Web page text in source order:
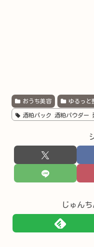
おうち美容 ゆるっと
酒粕パック 酒粕パウダー
じゅん